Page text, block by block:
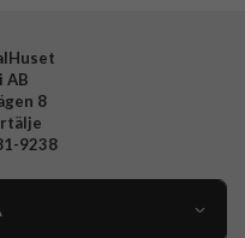
AB
8
9238